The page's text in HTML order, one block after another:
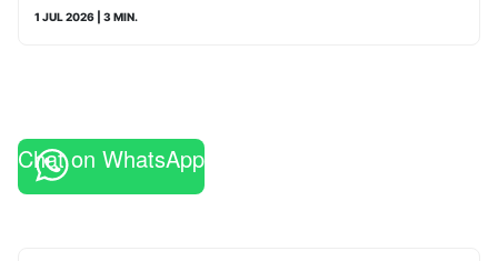
1 JUL 2026 | 3 MIN.
Chat on WhatsApp